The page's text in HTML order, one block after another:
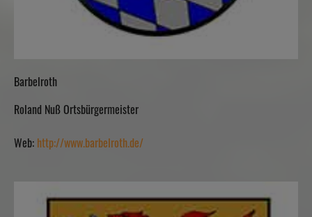
Barbelroth
Roland Nuß Ortsbürgermeister
Web: http://www.barbelroth.de/